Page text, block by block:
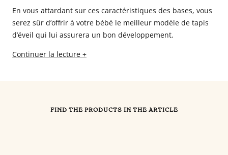
En vous attardant sur ces caractéristiques des bases, vous
serez sûr d’offrir à votre bébé le meilleur modèle de tapis
d’éveil qui lui assurera un bon développement.
Continuer la lecture +
FIND THE PRODUCTS IN THE ARTICLE